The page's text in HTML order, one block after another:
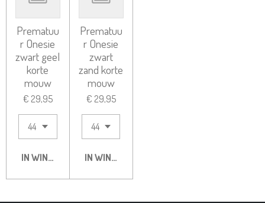
Prematuu
r Onesie
zwart geel
korte
mouw
€ 29,95
IN WINKELWAGEN
Prematuu
r Onesie
zwart
zand korte
mouw
€ 29,95
IN WINKELWAGEN